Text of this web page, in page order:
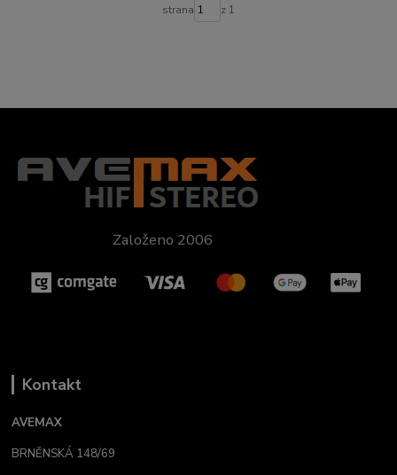
strana z 1
Založeno 2006
Kontakt
AVEMAX
BRNĚNSKÁ 148/69